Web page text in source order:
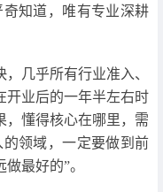
知道，唯有专业深耕
几乎所有行业准入、
开业后的一年半左右时
，懂得核心在哪里，需
领域，一定要做到前
最好的”。